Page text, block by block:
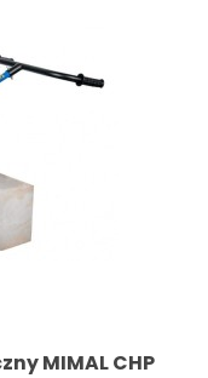
MIMAL CHP